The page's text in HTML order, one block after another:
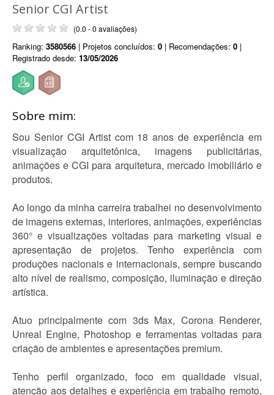
Senior CGI Artist
(0.0 - 0 avaliações)
Ranking: 3580566 | Projetos concluídos: 0 | Recomendações: 0 |
Registrado desde: 13/05/2026
Sobre mim:
Sou Senior CGI Artist com 18 anos de experiência em
visualização arquitetônica, imagens publicitárias,
animações e CGI para arquitetura, mercado imobiliário e
produtos.
Ao longo da minha carreira trabalhei no desenvolvimento
de imagens externas, interiores, animações, experiências
360° e visualizações voltadas para marketing visual e
apresentação de projetos. Tenho experiência com
produções nacionais e internacionais, sempre buscando
alto nível de realismo, composição, iluminação e direção
artística.
Atuo principalmente com 3ds Max, Corona Renderer,
Unreal Engine, Photoshop e ferramentas voltadas para
criação de ambientes e apresentações premium.
Tenho perfil organizado, foco em qualidade visual,
atenção aos detalhes e experiência em trabalho remoto,